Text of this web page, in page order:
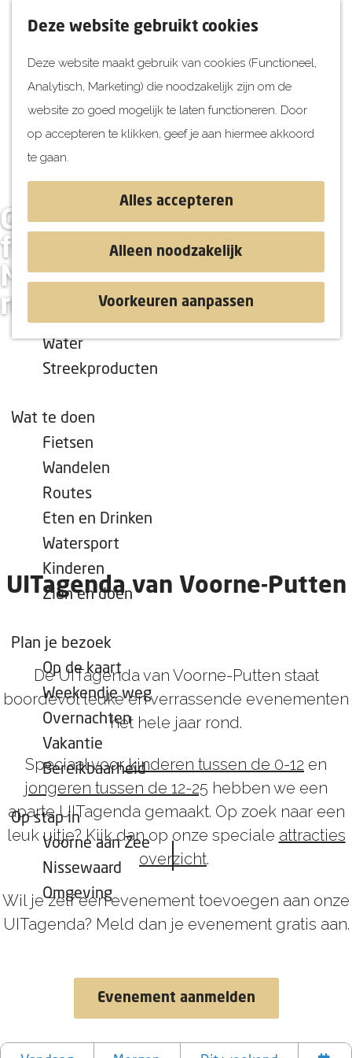
Deze website gebruikt cookies
Deze website maakt gebruik van cookies (Functioneel,
Analytisch, Marketing) die noodzakelijk zijn om de
website zo goed mogelijk te laten functioneren. Door
op accepteren te klikken, geef je aan hiermee akkoord
te gaan.
Alles accepteren
Alleen noodzakelijk
Voorkeuren aanpassen
r
e
o
m
a
F
o
t
e
n
K
e
UITagenda
Morgen
Dit weekend
Kinderen
Jongeren
Ontdekken
Blog & Tips
Stranden
Natuur
Water
Streekproducten
Wat te doen
Fietsen
Wandelen
Routes
Eten en Drinken
Watersport
Kinderen
Zien en doen
Plan je bezoek
Op de kaart
Weekendje weg
Overnachten
Vakantie
Bereikbaarheid
Op stap in
Voorne aan Zee
Nissewaard
Omgeving
Gisteren een
foodtruckfestival,
Morgen naar een
rondleiding?
UITagenda van Voorne-Putten
De UITagenda van Voorne-Putten staat
boordevol leuke en verrassende evenementen
het hele jaar rond.
Speciaal voorkinderen tussen de 0-12 en
jongeren tussen de 12-25 hebben we een
aparte UITagenda gemaakt. Op zoek naar een
leuk uitje? Kijk dan op onze speciale attracties
overzicht.
Wil je zelf een evenement toevoegen aan onze
UITagenda? Meld dan je evenement gratis aan.
Evenement aanmelden
a
ao